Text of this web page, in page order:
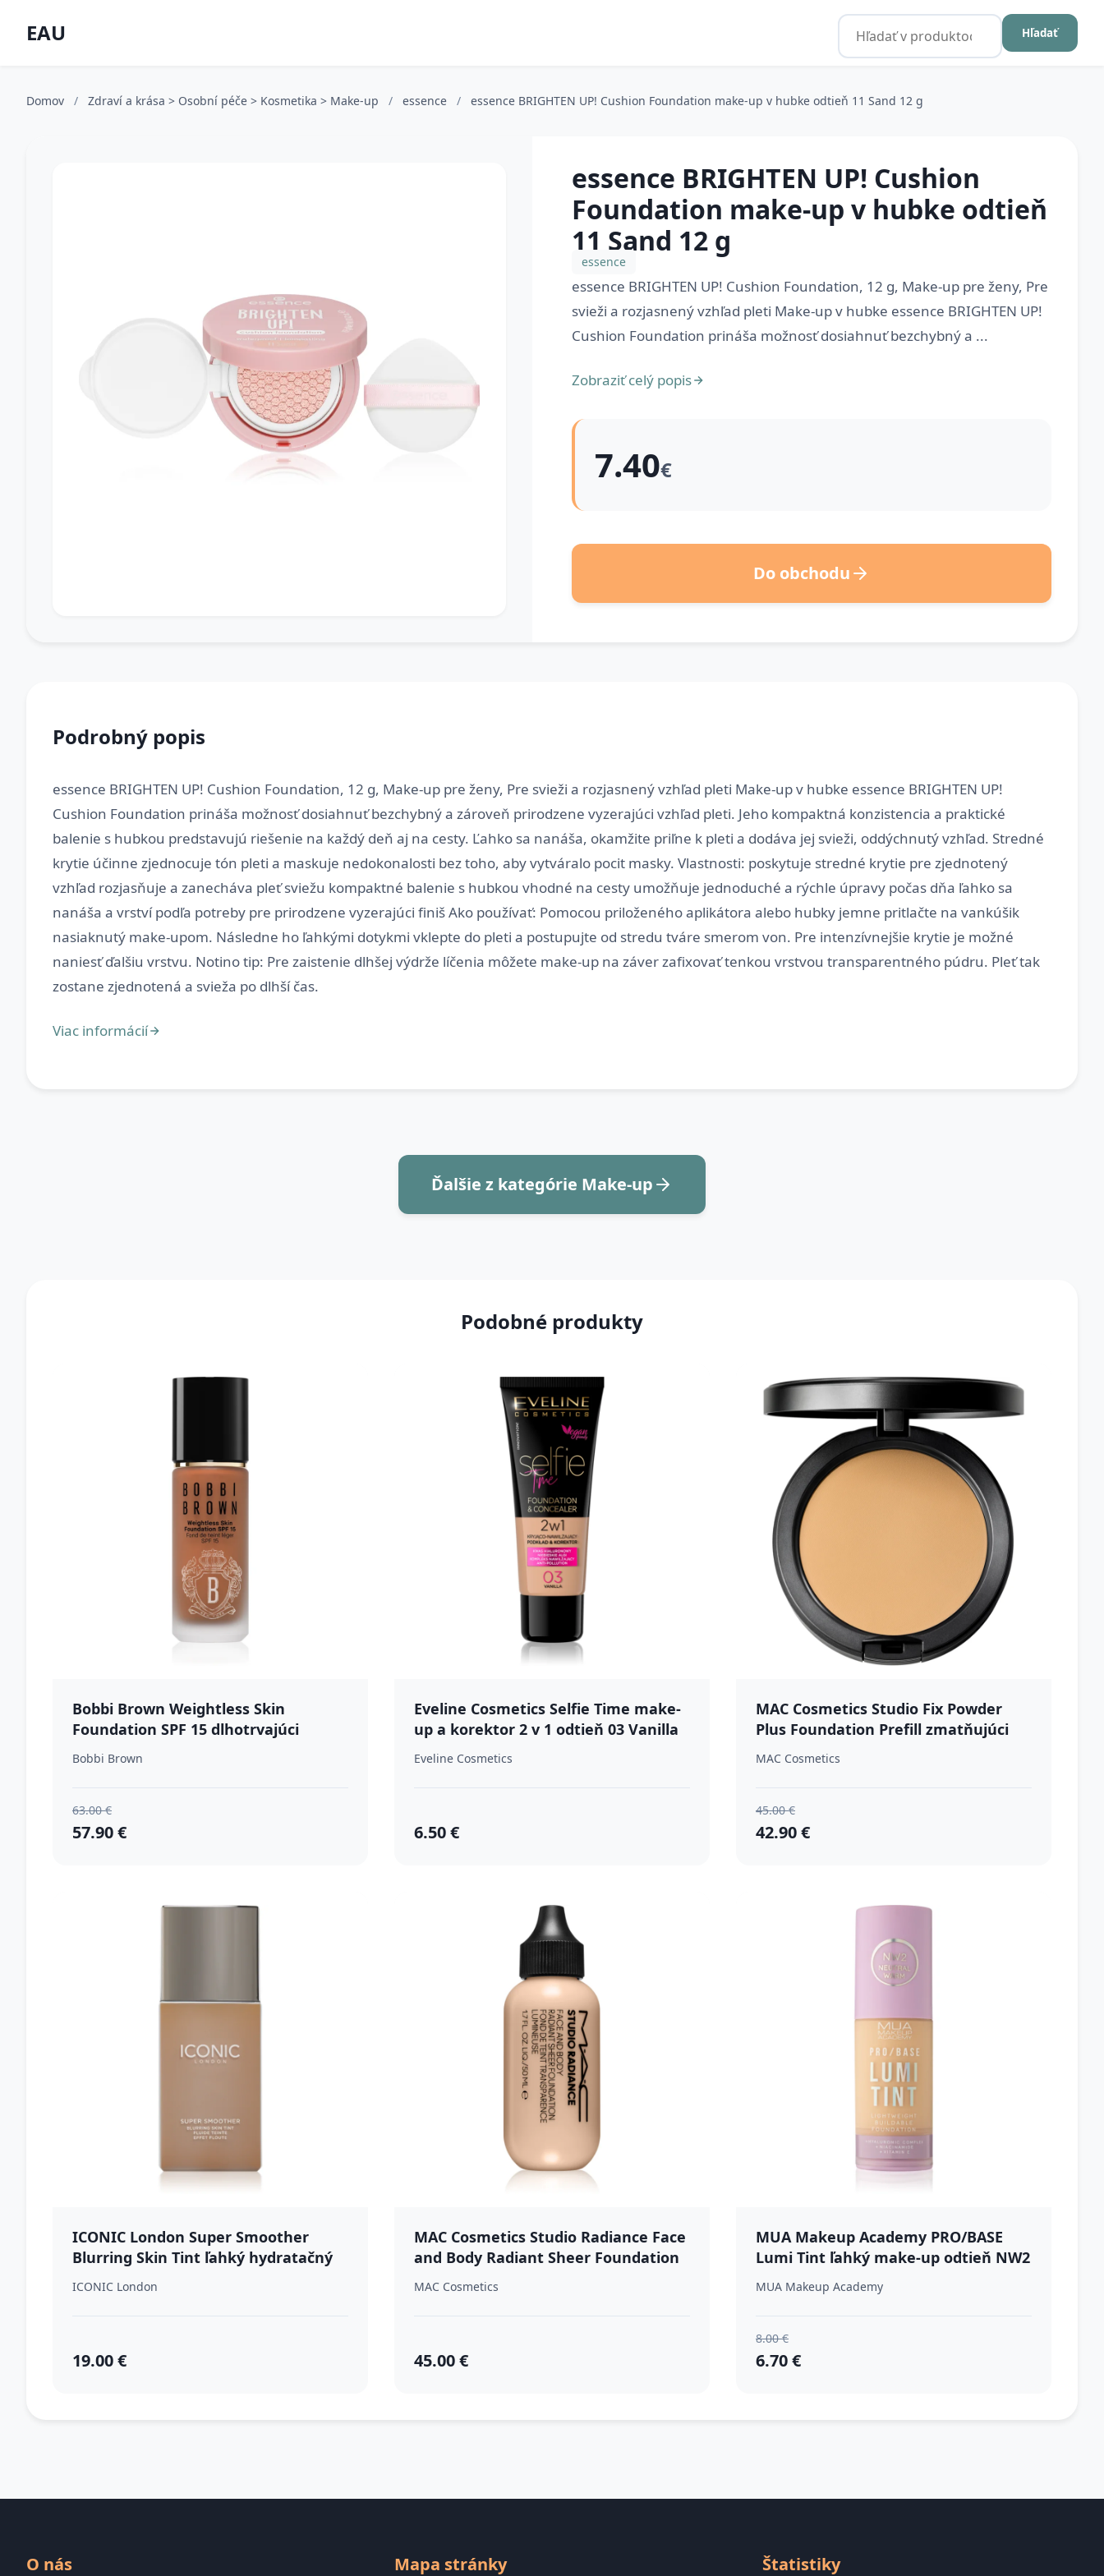
EAU Hľadať
Domov / Zdraví a krása > Osobní péče > Kosmetika > Make-up / essence / essence BRIGHTEN UP! Cushion Foundation make-up v hubke odtieň 11 Sand 12 g
essence BRIGHTEN UP! Cushion
Foundation make-up v hubke odtieň
11 Sand 12 g
essence
essence BRIGHTEN UP! Cushion Foundation, 12 g, Make-up pre ženy, Pre
svieži a rozjasnený vzhľad pleti Make-up v hubke essence BRIGHTEN UP!
Cushion Foundation prináša možnosť dosiahnuť bezchybný a ...
Zobraziť celý popis
7.40€
Do obchodu
Podrobný popis
essence BRIGHTEN UP! Cushion Foundation, 12 g, Make-up pre ženy, Pre svieži a rozjasnený vzhľad pleti Make-up v hubke essence BRIGHTEN UP!
Cushion Foundation prináša možnosť dosiahnuť bezchybný a zároveň prirodzene vyzerajúci vzhľad pleti. Jeho kompaktná konzistencia a praktické
balenie s hubkou predstavujú riešenie na každý deň aj na cesty. Ľahko sa nanáša, okamžite priľne k pleti a dodáva jej svieži, oddýchnutý vzhľad. Stredné
krytie účinne zjednocuje tón pleti a maskuje nedokonalosti bez toho, aby vytváralo pocit masky. Vlastnosti: poskytuje stredné krytie pre zjednotený
vzhľad rozjasňuje a zanecháva pleť sviežu kompaktné balenie s hubkou vhodné na cesty umožňuje jednoduché a rýchle úpravy počas dňa ľahko sa
nanáša a vrství podľa potreby pre prirodzene vyzerajúci finiš Ako používať: Pomocou priloženého aplikátora alebo hubky jemne pritlačte na vankúšik
nasiaknutý make-upom. Následne ho ľahkými dotykmi vklepte do pleti a postupujte od stredu tváre smerom von. Pre intenzívnejšie krytie je možné
naniesť ďalšiu vrstvu. Notino tip: Pre zaistenie dlhšej výdrže líčenia môžete make-up na záver zafixovať tenkou vrstvou transparentného púdru. Pleť tak
Ďalšie z kategórie Make-up
Podobné produkty
Bobbi Brown Weightless Skin
Foundation SPF 15 dlhotrvajúci
make-up s hydratačným účinkom
Bobbi Brown
63.00 €
57.90 €
Eveline Cosmetics Selfie Time make-
up a korektor 2 v 1 odtieň 03 Vanilla
30 ml
Eveline Cosmetics
6.50 €
MAC Cosmetics Studio Fix Powder
Plus Foundation Prefill zmatňujúci
púdrový make-up odtieň NC17 12 g
MAC Cosmetics
45.00 €
42.90 €
ICONIC London Super Smoother
Blurring Skin Tint ľahký hydratačný
make-up odtieň Warm Tan 30 ml
ICONIC London
19.00 €
MAC Cosmetics Studio Radiance Face
and Body Radiant Sheer Foundation
ľahký make-up na tvár a telo odtieň
MAC Cosmetics
45.00 €
MUA Makeup Academy PRO/BASE
Lumi Tint ľahký make-up odtieň NW2
30 ml
MUA Makeup Academy
8.00 €
6.70 €
O nás Mapa stránky Štatistiky